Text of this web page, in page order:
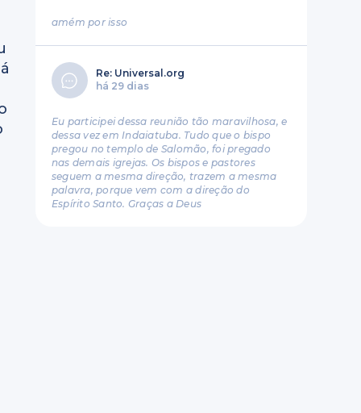
amém por isso
Re: Universal.org
há 29 dias
Eu participei dessa reunião tão maravilhosa, e
dessa vez em Indaiatuba. Tudo que o bispo
pregou no templo de Salomão, foi pregado
nas demais igrejas. Os bispos e pastores
seguem a mesma direção, trazem a mesma
palavra, porque vem com a direção do
Espírito Santo. Graças a Deus